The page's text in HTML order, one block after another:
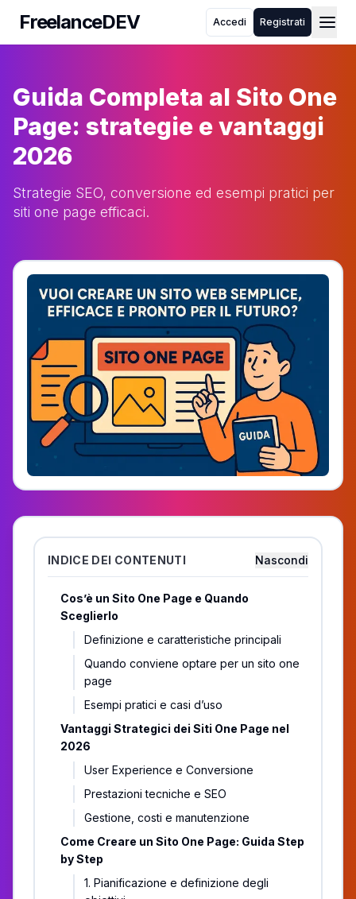
FreelanceDEV
FreelanceDEV
Accedi Registrati
Blog
FAQ
Toggle theme
Guida Completa al Sito One
Page: strategie e vantaggi
2026
Strategie SEO, conversione ed esempi pratici per
siti one page efficaci.
INDICE DEI CONTENUTI Nascondi
Cos’è un Sito One Page e Quando
Sceglierlo
Definizione e caratteristiche principali
Quando conviene optare per un sito one
page
Esempi pratici e casi d’uso
Vantaggi Strategici dei Siti One Page nel
2026
User Experience e Conversione
Prestazioni tecniche e SEO
Gestione, costi e manutenzione
Come Creare un Sito One Page: Guida Step
by Step
1. Pianificazione e definizione degli